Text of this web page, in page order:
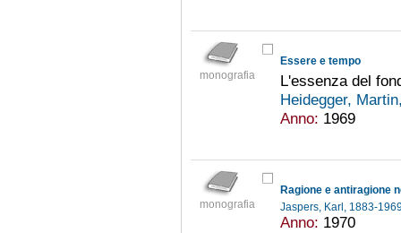
monografia
Essere e tempo
L'essenza del
Heidegger,
Anno: 1969
monografia
Ragione e antiragione
Jaspers, Karl, 1883-
Anno: 1970